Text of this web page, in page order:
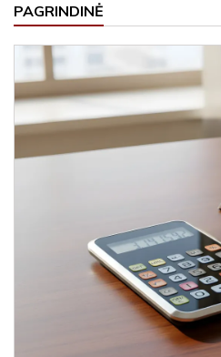
PAGRINDINĖ